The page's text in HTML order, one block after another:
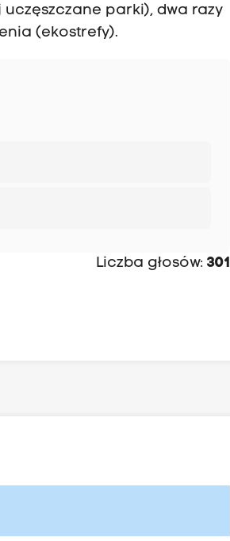
uczęszczane parki), dwa razy
(ekostrefy).
Liczba głosów: 301